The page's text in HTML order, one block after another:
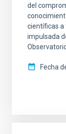
del
científicas a
impulsada
Fecha